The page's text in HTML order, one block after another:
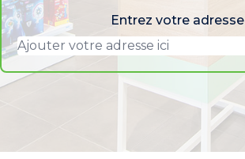
Entrez votre adresse